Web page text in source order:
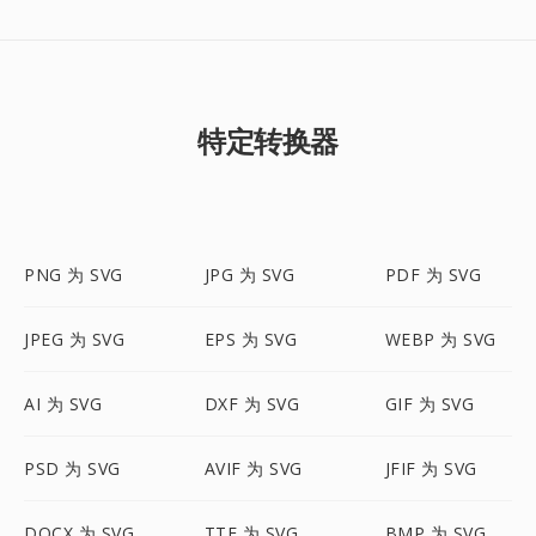
特定转换器
PNG 为 SVG JPG 为 SVG PDF 为 SVG
JPEG 为 SVG EPS 为 SVG WEBP 为 SVG
AI 为 SVG DXF 为 SVG GIF 为 SVG
PSD 为 SVG AVIF 为 SVG JFIF 为 SVG